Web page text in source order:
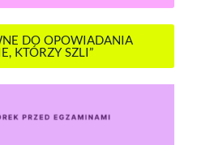
DO OPOWIADANIA
KTÓRZY SZLI”